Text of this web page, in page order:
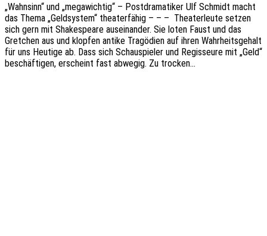
„Wahn­sinn“ und „mega­wich­tig“ – Post­dra­ma­ti­ker Ulf Schmidt macht
das Thema „Geld­sys­tem“ thea­ter­fä­hig – – – Thea­ter­leu­te setzen
sich gern mit Shake­speare ausein­an­der. Sie loten Faust und das
Gret­chen aus und klop­fen antike Tragö­di­en auf ihren Wahr­heits­ge­halt
für uns Heuti­ge ab. Dass sich Schau­spie­ler und Regis­seu­re mit „Geld“
beschäf­ti­gen, erscheint fast abwe­gig. Zu trocken…